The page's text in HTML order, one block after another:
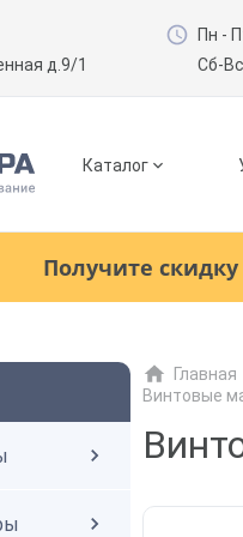
д.9/1
Пн -
Сб-
Каталог
Получите скидку
Главная
Винтовые